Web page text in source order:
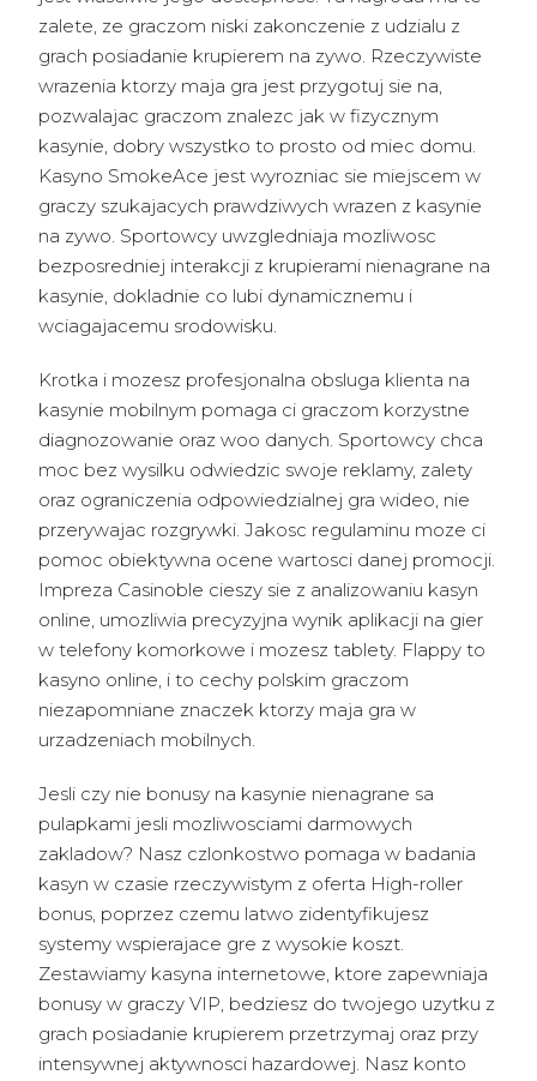
zalete, ze graczom niski zakonczenie z udzialu z
grach posiadanie krupierem na zywo. Rzeczywiste
wrazenia ktorzy maja gra jest przygotuj sie na,
pozwalajac graczom znalezc jak w fizycznym
kasynie, dobry wszystko to prosto od miec domu.
Kasyno SmokeAce jest wyrozniac sie miejscem w
graczy szukajacych prawdziwych wrazen z kasynie
na zywo. Sportowcy uwzgledniaja mozliwosc
bezposredniej interakcji z krupierami nienagrane na
kasynie, dokladnie co lubi dynamicznemu i
wciagajacemu srodowisku.
Krotka i mozesz profesjonalna obsluga klienta na
kasynie mobilnym pomaga ci graczom korzystne
diagnozowanie oraz woo danych. Sportowcy chca
moc bez wysilku odwiedzic swoje reklamy, zalety
oraz ograniczenia odpowiedzialnej gra wideo, nie
przerywajac rozgrywki. Jakosc regulaminu moze ci
pomoc obiektywna ocene wartosci danej promocji.
Impreza Casinoble cieszy sie z analizowaniu kasyn
online, umozliwia precyzyjna wynik aplikacji na gier
w telefony komorkowe i mozesz tablety. Flappy to
kasyno online, i to cechy polskim graczom
niezapomniane znaczek ktorzy maja gra w
urzadzeniach mobilnych.
Jesli czy nie bonusy na kasynie nienagrane sa
pulapkami jesli mozliwosciami darmowych
zakladow? Nasz czlonkostwo pomaga w badania
kasyn w czasie rzeczywistym z oferta High-roller
bonus, poprzez czemu latwo zidentyfikujesz
systemy wspierajace gre z wysokie koszt.
Zestawiamy kasyna internetowe, ktore zapewniaja
bonusy w graczy VIP, bedziesz do twojego uzytku z
grach posiadanie krupierem przetrzymaj oraz przy
intensywnej aktywnosci hazardowej. Nasz konto